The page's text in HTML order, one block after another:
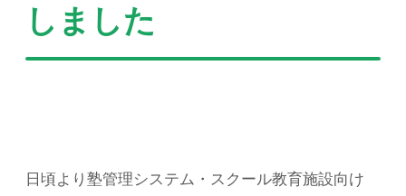
しました
日頃より塾管理システム・スクール教育施設向け